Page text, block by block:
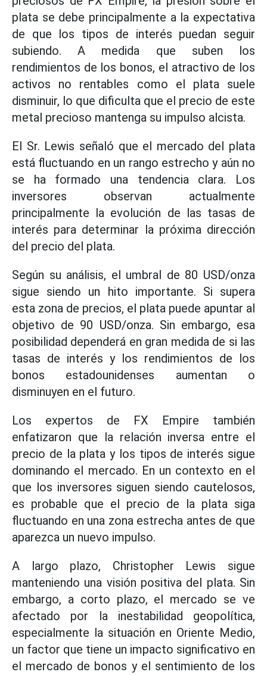
plata se debe principalmente a la expectativa
de que los tipos de interés puedan seguir
subiendo. A medida que suben los
rendimientos de los bonos, el atractivo de los
activos no rentables como el plata suele
disminuir, lo que dificulta que el precio de este
metal precioso mantenga su impulso alcista.
El Sr. Lewis señaló que el mercado del plata
está fluctuando en un rango estrecho y aún no
se ha formado una tendencia clara. Los
inversores observan actualmente
principalmente la evolución de las tasas de
interés para determinar la próxima dirección
del precio del plata.
Según su análisis, el umbral de 80 USD/onza
sigue siendo un hito importante. Si supera
esta zona de precios, el plata puede apuntar al
objetivo de 90 USD/onza. Sin embargo, esa
posibilidad dependerá en gran medida de si las
tasas de interés y los rendimientos de los
bonos estadounidenses aumentan o
disminuyen en el futuro.
Los expertos de FX Empire también
enfatizaron que la relación inversa entre el
precio de la plata y los tipos de interés sigue
dominando el mercado. En un contexto en el
que los inversores siguen siendo cautelosos,
es probable que el precio de la plata siga
fluctuando en una zona estrecha antes de que
aparezca un nuevo impulso.
A largo plazo, Christopher Lewis sigue
manteniendo una visión positiva del plata. Sin
embargo, a corto plazo, el mercado se ve
afectado por la inestabilidad geopolítica,
especialmente la situación en Oriente Medio,
un factor que tiene un impacto significativo en
el mercado de bonos y el sentimiento de los